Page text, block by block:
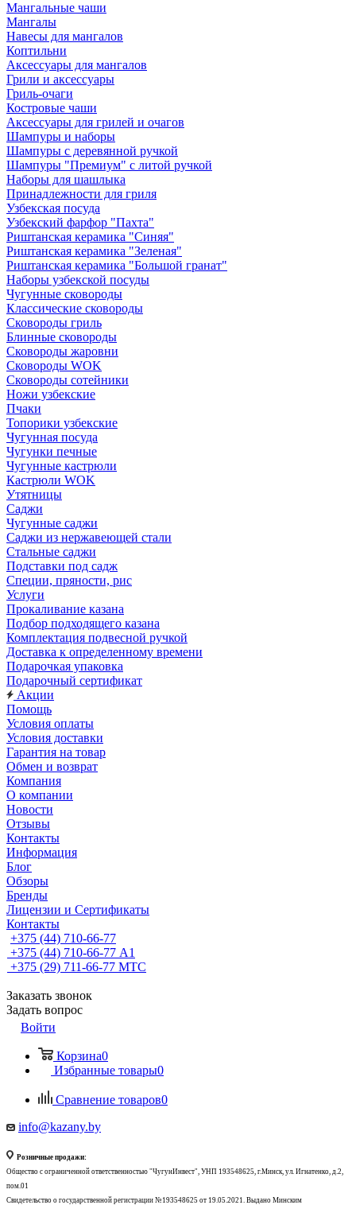
Мангальные чаши
Мангалы
Навесы для мангалов
Коптильни
Аксессуары для мангалов
Грили и аксессуары
Гриль-очаги
Костровые чаши
Аксессуары для грилей и очагов
Шампуры и наборы
Шампуры с деревянной ручкой
Шампуры "Премиум" с литой ручкой
Наборы для шашлыка
Принадлежности для гриля
Узбекская посуда
Узбекский фарфор "Пахта"
Риштанская керамика "Синяя"
Риштанская керамика "Зеленая"
Риштанская керамика "Большой гранат"
Наборы узбекской посуды
Чугунные сковороды
Классические сковороды
Сковороды гриль
Блинные сковороды
Сковороды жаровни
Сковороды WOK
Сковороды сотейники
Ножи узбекские
Пчаки
Топорики узбекские
Чугунная посуда
Чугунки печные
Чугунные кастрюли
Кастрюли WOK
Утятницы
Саджи
Чугунные саджи
Саджи из нержавеющей стали
Стальные саджи
Подставки под садж
Специи, пряности, рис
Услуги
Прокаливание казана
Подбор подходящего казана
Комплектация подвесной ручкой
Доставка к определенному времени
Подарочкая упаковка
Подарочный сертификат
Акции
Помощь
Условия оплаты
Условия доставки
Гарантия на товар
Обмен и возврат
Компания
О компании
Новости
Отзывы
Контакты
Информация
Блог
Обзоры
Бренды
Лицензии и Сертификаты
Контакты
+375 (44) 710-66-77
+375 (44) 710-66-77 А1
+375 (29) 711-66-77 МТС
Заказать звонок
Задать вопрос
Войти
Корзина0
Избранные товары0
Сравнение товаров0
info@kazany.by
Розничные продажи:
Общество с ограниченной ответственностью "ЧугунИнвест", УНП 193548625, г.Минск, ул. Игнатенко, д.2,
пом.01
Свидетельство о государственной регистрации №193548625 от 19.05.2021. Выдано Минским